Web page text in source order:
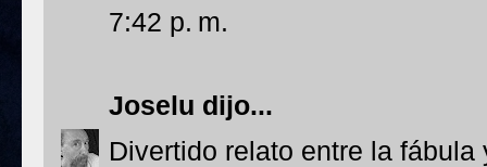
7:42 p. m.
Joselu dijo...
Divertido relato entre la